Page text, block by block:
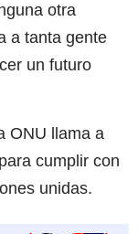
otra
a tanta gente
un futuro
ONU llama a
cumplir con
unidas.